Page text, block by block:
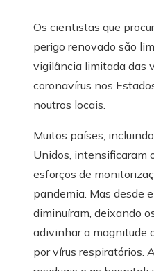
Os cientistas que
perigo renovado são
vigilância limitada das
coronavírus nos
noutros locais.
Muitos países,
Unidos, intensificaram
esforços de
pandemia. Mas desde
diminuíram, deixando
adivinhar a magnitude
por vírus respiratórios.